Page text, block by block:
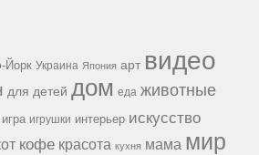
Йорк Украина Япония арт видео
для детей дом еда животные
игра игрушки интерьер искусство
кофе красота кухня мама мир